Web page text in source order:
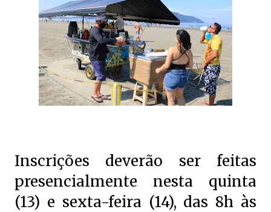
Inscrições deverão ser feitas
presencialmente nesta quinta
(13) e sexta-feira (14), das 8h às